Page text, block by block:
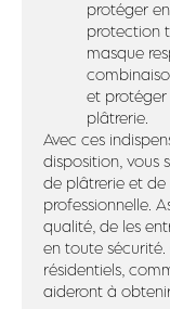
protéger
protection
masque
et protéger
plâtrerie.
Avec ces
disposition, vous
de plâtrerie et de
professionnelle.
qualité, de les
en toute sécurité.
résidentiels,
aideront à